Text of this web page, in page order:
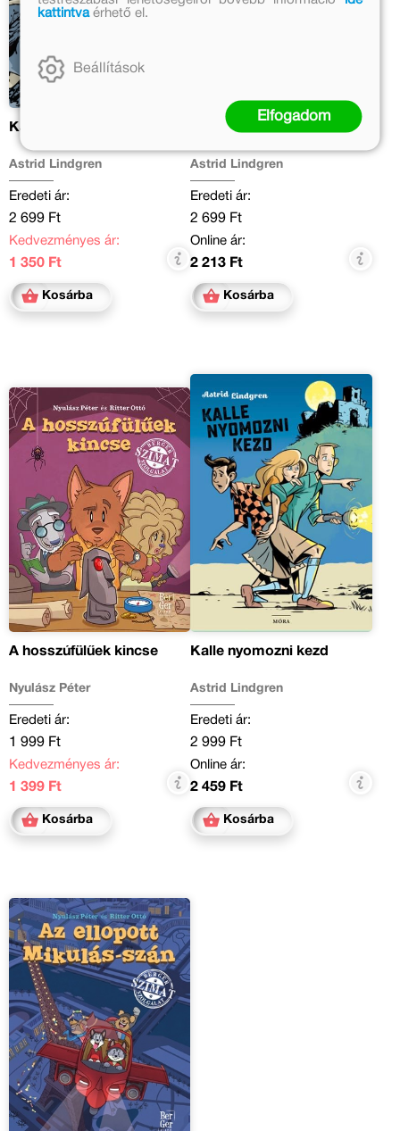
Kalle és Rasmus
Astrid Lindgren
Eredeti ár:
2 699 Ft
Kedvezményes ár:
1 350 Ft
Kosárba
Kalle nem ijed meg az
Astrid Lindgren
Eredeti ár:
2 699 Ft
Online ár:
2 213 Ft
Kosárba
A hosszúfülűek kincse
Nyulász Péter
Eredeti ár:
1 999 Ft
Kedvezményes ár:
1 399 Ft
Kosárba
Kalle nyomozni kezd
Astrid Lindgren
Eredeti ár:
2 999 Ft
Online ár:
2 459 Ft
Kosárba
kattintvaérhető el.
Beállítások
Elfogadom